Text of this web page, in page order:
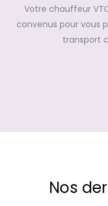
Votre chauffeur
convenus pour vous
transport
Nos